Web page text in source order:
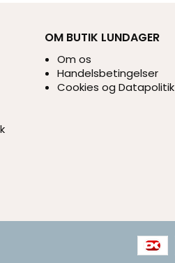
OM BUTIK LUNDAGER
Om os
Handelsbetingelser
Cookies og Datapolitik